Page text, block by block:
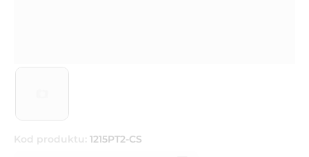
Kod produktu: 1215PT2-CS